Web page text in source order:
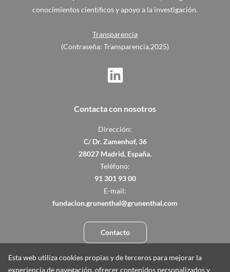
conocimientos científicos y apoyo a la investigación.
Transparencia
(Contraseña: Transparencia.2025)
Contacta con nosotros
Dirección:
C/ Dr. Zamenhof, 36
28027 Madrid, España.
Teléfono:
91 301 93 00
E-mail:
fundacion.grunenthal@grunenthal.com
Contacto
Esta web utiliza cookies propias y de terceros para mejorar la
experiencia de navegación, ofrecer contenidos personalizados y